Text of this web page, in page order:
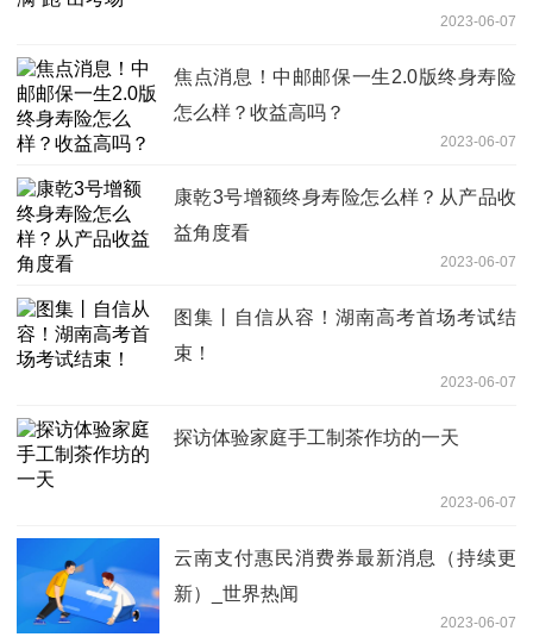
2023-06-07
焦点消息！中邮邮保一生2.0版终身寿险
怎么样？收益高吗？
2023-06-07
康乾3号增额终身寿险怎么样？从产品收
益角度看
2023-06-07
图集丨自信从容！湖南高考首场考试结
束！
2023-06-07
探访体验家庭手工制茶作坊的一天
2023-06-07
云南支付惠民消费券最新消息（持续更
新）_世界热闻
2023-06-07